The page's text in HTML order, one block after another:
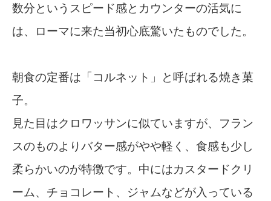
数分というスピード感とカウンターの活気に
は、ローマに来た当初心底驚いたものでした。
朝食の定番は「コルネット」と呼ばれる焼き菓
子。
見た目はクロワッサンに似ていますが、フラン
スのものよりバター感がやや軽く、食感も少し
柔らかいのが特徴です。中にはカスタードクリ
ーム、チョコレート、ジャムなどが入っている